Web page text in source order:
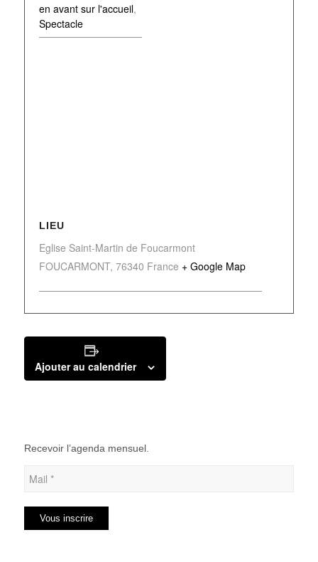
en avant sur l'accueil,
Spectacle
LIEU
Eglise Saint-Martin de Foucarmont
FOUCARMONT, 76340 France + Google Map
Ajouter au calendrier
Recevoir l’agenda mensuel.